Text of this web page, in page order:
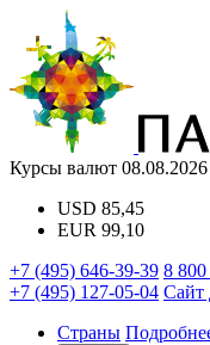
Курсы валют 08.08.2026
USD 85,45
EUR 99,10
+7 (495) 646-39-39 8
+7 (495) 127-05-04 Сайт
Страны